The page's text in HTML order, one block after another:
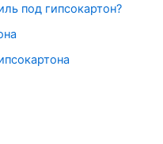
под гипсокартон?